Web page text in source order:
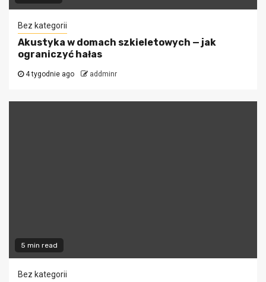
Bez kategorii
Akustyka w domach szkieletowych — jak
ograniczyć hałas
4 tygodnie ago addminr
5 min read
Bez kategorii